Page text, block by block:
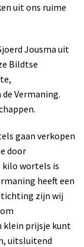
uit ons ruime
Jousma uit
Bildtse
Vermaning.
gaan verkopen
door
kilo wortels is
heeft een
zijn wij
klein prijsje kunt
uitsluitend